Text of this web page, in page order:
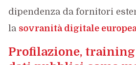
dipendenza da fornitori
la sovranità digitale
Profilazione,